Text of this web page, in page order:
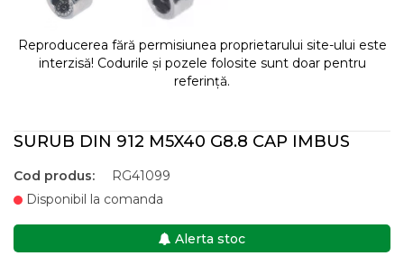
Reproducerea fără permisiunea proprietarului site-ului este
interzisă! Codurile și pozele folosite sunt doar pentru
referință.
SURUB DIN 912 M5X40 G8.8 CAP IMBUS
Cod produs:
RG41099
Disponibil la comanda
Alerta stoc